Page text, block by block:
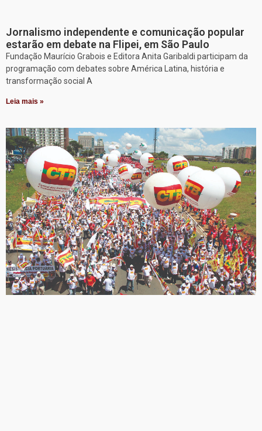
Jornalismo independente e comunicação popular
estarão em debate na Flipei, em São Paulo
Fundação Maurício Grabois e Editora Anita Garibaldi participam da
programação com debates sobre América Latina, história e
transformação social A
Leia mais »